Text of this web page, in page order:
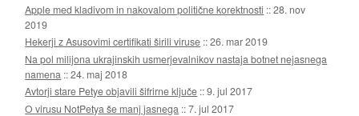
Apple med kladivom in nakovalom politične korektnosti ::28. nov
2019
Hekerji z Asusovimi certifikati širili viruse ::26. mar 2019
Na pol milijona ukrajinskih usmerjevalnikov nastaja botnet nejasnega
namena ::24. maj 2018
Avtorji stare Petye objavili šifrirne ključe ::9. jul 2017
O virusu NotPetya še manj jasnega ::7. jul 2017